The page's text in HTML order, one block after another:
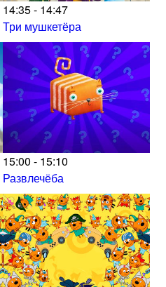
14:35 - 14:47
Три мушкетёра
15:00 - 15:10
Развлечёба